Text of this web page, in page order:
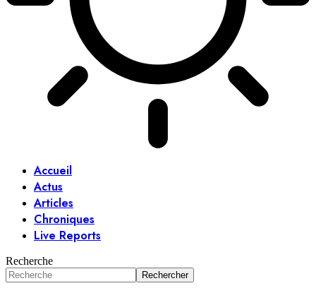
Accueil
Actus
Articles
Chroniques
Live Reports
Recherche